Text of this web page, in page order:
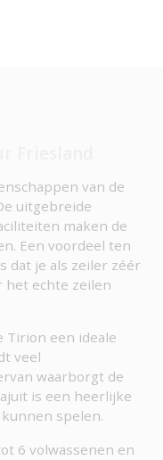
van de
uitgebreide
maken de
Een voordeel ten
dat je als zeiler zéér
het echte zeilen
Tirion een ideale
veel
waarborgt de
is een heerlijke
spelen.
6 volwassenen en